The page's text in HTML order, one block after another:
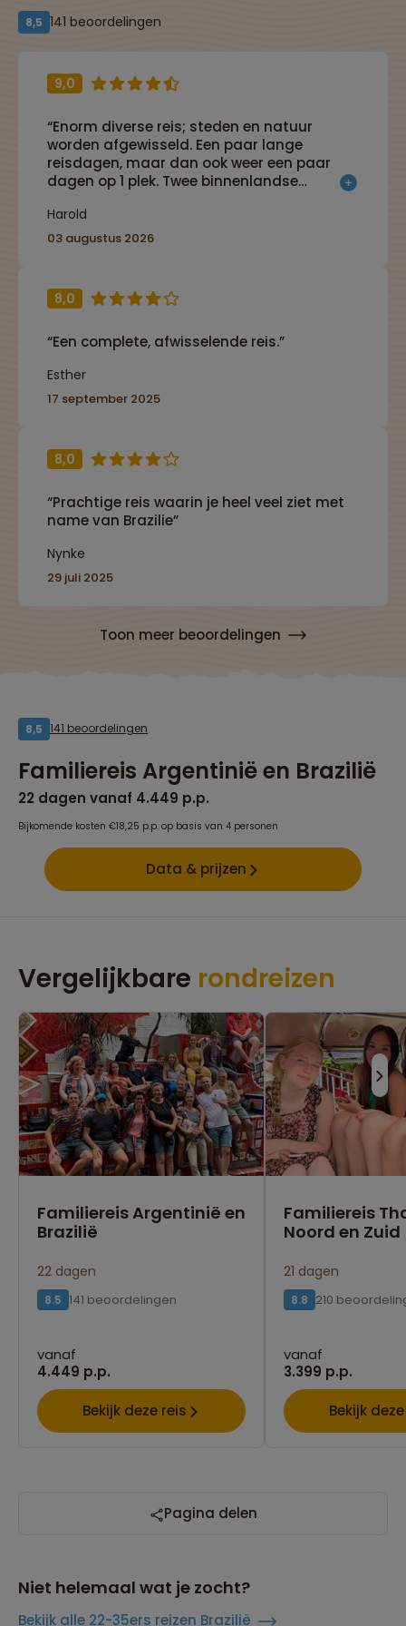
8,5 141 beoordelingen
9,0
“Enorm diverse reis; steden en natuur
worden afgewisseld. Een paar lange
reisdagen, maar dan ook weer een paar
dagen op 1 plek. Twee binnenlandse
afgelegd worden. Simpele en schone
hotelkamers.”
Harold
03 augustus 2026
8,0
“Een complete, afwisselende reis.”
Esther
17 september 2025
8,0
“Prachtige reis waarin je heel veel ziet met
name van Brazilie”
Nynke
29 juli 2025
Toon meer beoordelingen
8,5 141 beoordelingen
Familiereis Argentinië en Brazilië
22 dagen vanaf 4.449 p.p.
Bijkomende kosten €18,25 p.p. op basis van 4 personen
Data & prijzen
Vergelijkbare rondreizen
Familiereis Argentinië en
Brazilië
22 dagen
8.5 141 beoordelingen
vanaf
4.449 p.p.
Bekijk deze reis
Familiereis
Noord en Zuid
21 dagen
8.8 210
vanaf
3.399 p.p.
Bekijk
Pagina delen
Niet helemaal wat je zocht?
Bekijk alle 22-35ers reizen Brazilië